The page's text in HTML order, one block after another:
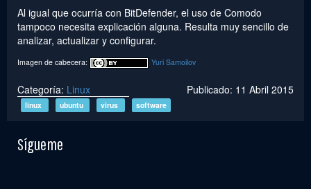
Al igual que ocurría con BitDefender, el uso de Comodo
tampoco necesita explicación alguna. Resulta muy sencillo de
analizar, actualizar y configurar.
Imagen de cabecera: Yuri Samoilov
Categoría: Linux Publicado: 11 Abril 2015
linux ubuntu virus software
Sígueme